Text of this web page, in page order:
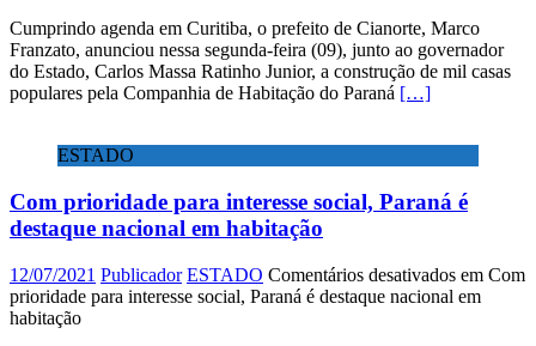
Cumprindo agenda em Curitiba, o prefeito de Cianorte, Marco
Franzato, anunciou nessa segunda-feira (09), junto ao governador
do Estado, Carlos Massa Ratinho Junior, a construção de mil casas
populares pela Companhia de Habitação do Paraná […]
ESTADO
Com prioridade para interesse social, Paraná é
destaque nacional em habitação
12/07/2021 Publicador ESTADO Comentários desativados em Com
prioridade para interesse social, Paraná é destaque nacional em
habitação